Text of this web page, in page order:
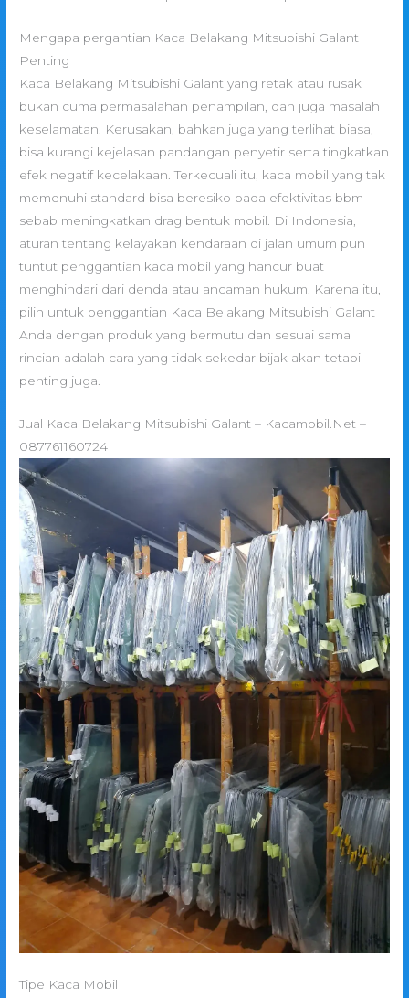
Mengapa pergantian Kaca Belakang Mitsubishi Galant
Penting
Kaca Belakang Mitsubishi Galant yang retak atau rusak
bukan cuma permasalahan penampilan, dan juga masalah
keselamatan. Kerusakan, bahkan juga yang terlihat biasa,
bisa kurangi kejelasan pandangan penyetir serta tingkatkan
efek negatif kecelakaan. Terkecuali itu, kaca mobil yang tak
memenuhi standard bisa beresiko pada efektivitas bbm
sebab meningkatkan drag bentuk mobil. Di Indonesia,
aturan tentang kelayakan kendaraan di jalan umum pun
tuntut penggantian kaca mobil yang hancur buat
menghindari dari denda atau ancaman hukum. Karena itu,
pilih untuk penggantian Kaca Belakang Mitsubishi Galant
Anda dengan produk yang bermutu dan sesuai sama
rincian adalah cara yang tidak sekedar bijak akan tetapi
penting juga.
Jual Kaca Belakang Mitsubishi Galant – Kacamobil.Net –
087761160724
Tipe Kaca Mobil